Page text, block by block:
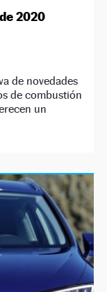
2020
de novedades
de combustión
un